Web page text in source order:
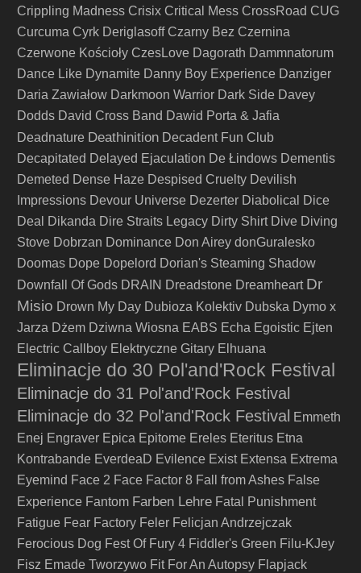
Crippling Madness Crisix Critical Mess CrossRoad CUG
Curcuma Cyrk Deriglasoff Czarny Bez Czernina
Czerwone Kościoły CzesLove Dagorath Dammnatorum
Dance Like Dynamite Danny Boy Experience Danziger
Daria Zawiałow Darkmoon Warrior Dark Side Davey
Dodds David Cross Band Dawid Porta & Jafia
Deadnature Deathinition Decadent Fun Club
Decapitated Delayed Ejaculation De Łindows Dementis
Demeted Dense Haze Despised Cruelty Devilish
Impressions Devour Universe Dezerter Diabolical
Dice
Deal
Dikanda Dire Straits Legacy Dirty Shirt Dive Diving
Stove Dobrzan Dominance Don Airey donGuralesko
Doomas Dope Dopelord Dorian's Steaming Shadow
Downfall Of Gods DRAIN Dreadstone Dreamheart Dr
Misio Drown My Day Dubioza Kolektiv Dubska Dymo x
Jarza Dżem Dziwna Wiosna EABS Echa Egoistic Ejten
Electric Callboy Elektryczne Gitary Elhuana
Eliminacje do 30 Pol'and'Rock Festival
Eliminacje do 31 Pol'and'Rock Festival
Eliminacje do 32 Pol'and'Rock Festival Emmeth
Enej Engraver Epica Epitome Ereles Eteritus Etna
Kontrabande EverdeaD Evilence Exist Extensa Extrema
Eyemind Face 2 Face Factor 8 Fall from Ashes False
Experience Fantom Farben Lehre Fatal Punishment
Fatigue Fear Factory Feler Felicjan Andrzejczak
Ferocious Dog Fest Of Fury 4 Fiddler's Green Filu-KJey
Fisz Emade Tworzywo Fit For An Autopsy Flapjack